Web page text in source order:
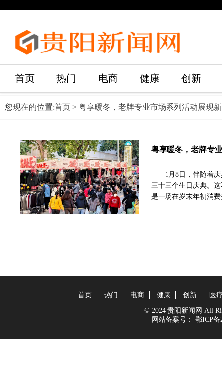
首页 热门 电商 健康 创新
您现在的位置:首页 > 粤享暖冬，老牌专业市场系列活动展现
粤享暖冬，老牌专
1月8日，伴随着
三十三个生日庆典。
是一场在岁末年初消
首页 热门 电商 健康 创新 医
© 2024 贵阳新闻网 All
网站备案号：
鄂ICP备